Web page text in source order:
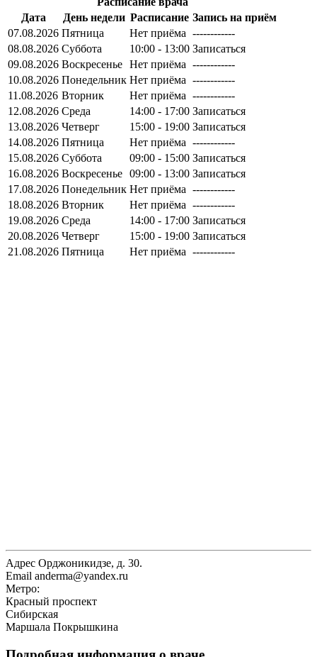
Дата
День недели Расписание Запись на приём
07.08.2026 Пятница Нет приёма ------------
08.08.2026 Суббота 10:00 - 13:00 Записаться
09.08.2026 Воскресенье Нет приёма ------------
10.08.2026 Понедельник Нет приёма ------------
11.08.2026 Вторник Нет приёма ------------
12.08.2026 Среда 14:00 - 17:00 Записаться
13.08.2026 Четверг 15:00 - 19:00 Записаться
14.08.2026 Пятница Нет приёма ------------
15.08.2026 Суббота 09:00 - 15:00 Записаться
16.08.2026 Воскресенье 09:00 - 13:00 Записаться
17.08.2026 Понедельник Нет приёма ------------
18.08.2026 Вторник Нет приёма ------------
19.08.2026 Среда 14:00 - 17:00 Записаться
20.08.2026 Четверг 15:00 - 19:00 Записаться
21.08.2026 Пятница Нет приёма ------------
Адрес Орджоникидзе, д. 30.
Email anderma@yandex.ru
Метро:
Красный проспект
Сибирская
Маршала Покрышкина